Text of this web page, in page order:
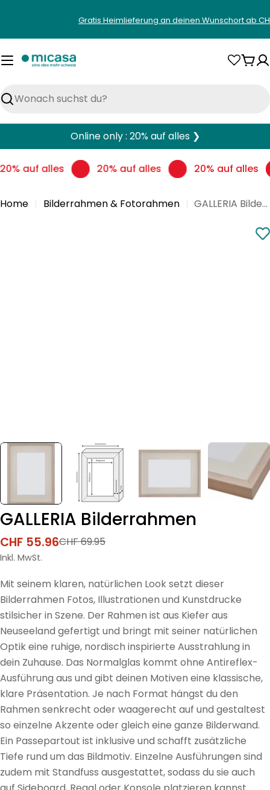
springen
Gratis Heimlieferung an deinen Wunschort ab
Suchen
Online only : 20% auf alles ❯
auf alles 20% auf alles 20% auf alles
Home Bilderrahmen & Fotorahmen GALLERIA Bilderrahmen
GALLERIA Bilderrahmen
Verkaufspreis
CHF 55.96
Regulärer
Preis
CHF 69.95
Inkl. MwSt.
Mit seinem klaren, natürlichen Look setzt dieser
Bilderrahmen Fotos, Illustrationen und Kunstdrucke
stilsicher in Szene. Der Rahmen ist aus Kiefer aus
Neuseeland gefertigt und bringt mit seiner natürlichen
Optik eine ruhige, nordisch inspirierte Ausstrahlung in
dein Zuhause. Das Normalglas kommt ohne Antireflex-
Ausführung aus und gibt deinen Motiven eine klassische,
klare Präsentation. Je nach Format hängst du den
Rahmen senkrecht oder waagerecht auf und gestaltest
so einzelne Akzente oder gleich eine ganze Bilderwand.
Ein Passepartout ist inklusive und schafft zusätzliche
Tiefe rund um das Bildmotiv. Einzelne Ausführungen sind
zudem mit Standfuss ausgestattet, sodass du sie auch